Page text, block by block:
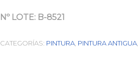
Nº LOTE: B-8521
CATEGORÍAS: PINTURA PINTURA ANTIGUA